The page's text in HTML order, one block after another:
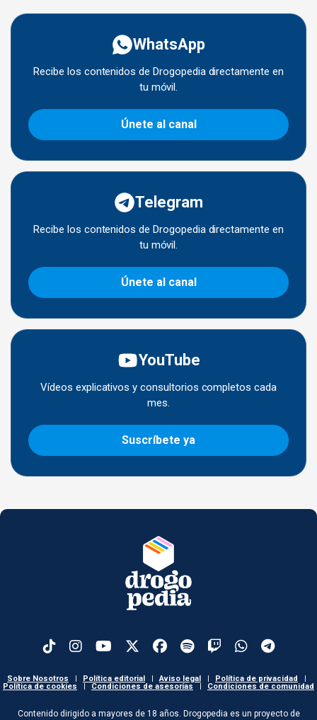
WhatsApp
Recibe los contenidos de Drogopedia directamente en
tu móvil.
Únete al canal
Telegram
Recibe los contenidos de Drogopedia directamente en
tu móvil.
Únete al canal
YouTube
Vídeos explicativos y consultorios completos cada
mes.
Suscríbete ya
Sobre Nosotros Política editorial Aviso legal Política de privacidad
Política de cookies
Condiciones de asesorías Condiciones de comunidad
Contenido dirigido a mayores de 18 años. Drogopedia es un proyecto de